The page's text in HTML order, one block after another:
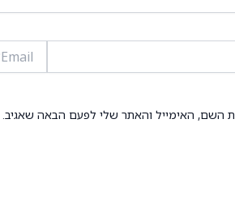
השם, האימייל והאתר שלי לפעם הבאה שאגיב.